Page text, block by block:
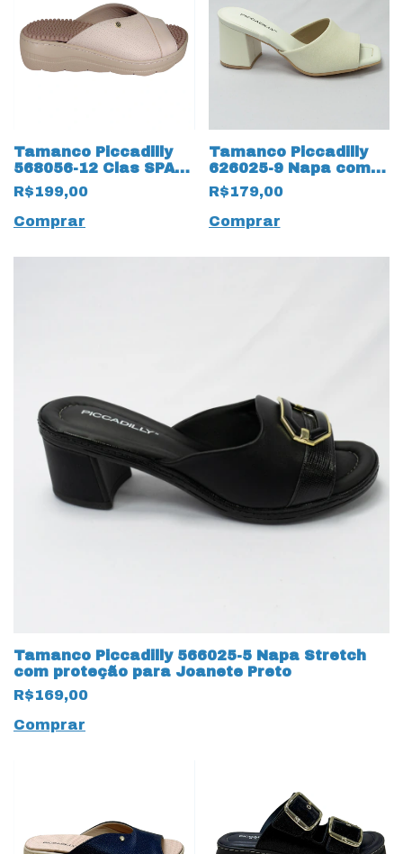
Tamanco Piccadilly
568056-12 Clas SPA
com 2 Palmilhas
Marfim
R$199,00
Comprar
Tamanco Piccadilly
626025-9 Napa com
Salto Bloco Branco
R$179,00
Comprar
Tamanco Piccadilly 566025-5 Napa Stretch
com proteção para Joanete Preto
R$169,00
Comprar